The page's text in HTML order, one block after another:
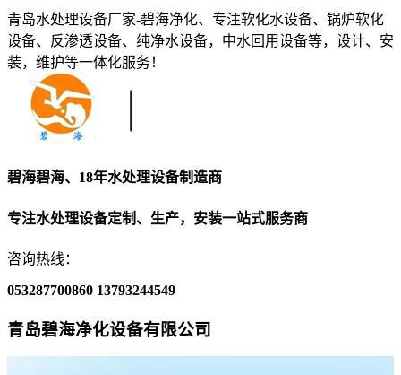
青岛水处理设备厂家-碧海净化、专注软化水设备、锅炉软化
设备、反渗透设备、纯净水设备，中水回用设备等，设计、安
装，维护等一体化服务！
碧海碧海、18年水处理设备制造商
专注水处理设备定制、生产，安装一站式服务商
咨询热线：
053287700860 13793244549
青岛碧海净化设备有限公司